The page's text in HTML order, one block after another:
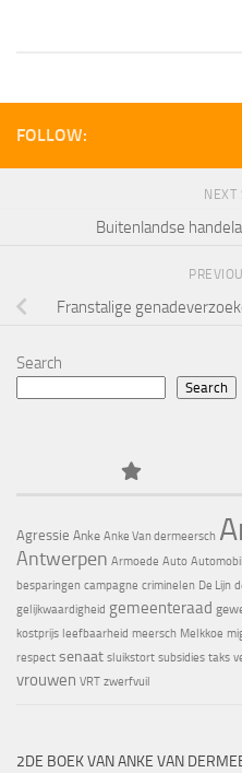
FOLLOW:
NEXT
Buitenlandse
Franstalige
Search
Search
Agressie Anke Anke Van dermeersch
Antwerpen Armoede Auto
besparingen campagne criminelen De Lijn
gelijkwaardigheid gemeenteraad
kostprijs leefbaarheid meersch Melkkoe
respect senaat sluikstort subsidies taks
vrouwen VRT zwerfvuil
2DE BOEK VAN ANKE VAN